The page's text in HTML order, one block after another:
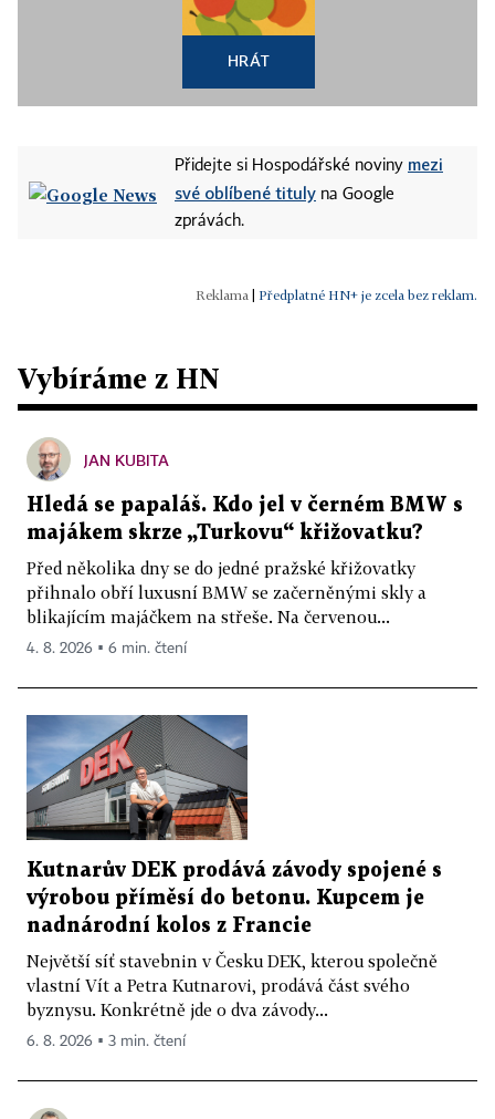
HRÁT
Přidejte si Hospodářské noviny mezi
své oblíbené tituly na Google
zprávách.
Předplatné HN+ je zcela bez reklam.
Vybíráme z HN
JAN KUBITA
Hledá se papaláš. Kdo jel v černém BMW s
majákem skrze „Turkovu“ křižovatku?
Před několika dny se do jedné pražské křižovatky
přihnalo obří luxusní BMW se začerněnými skly a
blikajícím majáčkem na střeše. Na červenou...
4. 8. 2026 ▪ 6 min. čtení
Kutnarův DEK prodává závody spojené s
výrobou příměsí do betonu. Kupcem je
nadnárodní kolos z Francie
Největší síť stavebnin v Česku DEK, kterou společně
vlastní Vít a Petra Kutnarovi, prodává část svého
byznysu. Konkrétně jde o dva závody...
6. 8. 2026 ▪ 3 min. čtení